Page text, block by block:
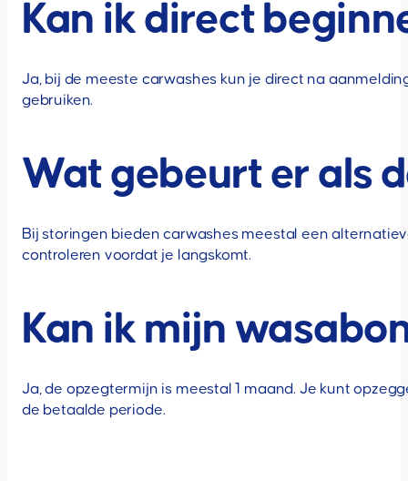
Kan ik direct
Ja, bij de meeste carwashes kun je direct na
gebruiken.
Wat gebeurt er als
Bij storingen bieden carwashes meestal een
controleren voordat je langskomt.
Kan ik mijn
Ja, de opzegtermijn is meestal 1 maand. Je kunt
de betaalde periode.